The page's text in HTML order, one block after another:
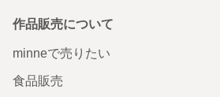
作品販売について
minneで売りたい
食品販売